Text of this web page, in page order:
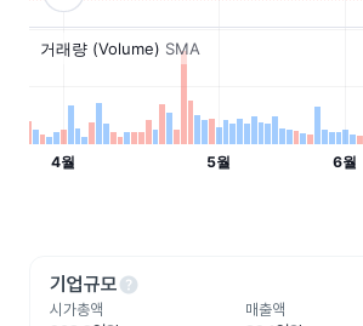
기업규모help
시가총액
매출액